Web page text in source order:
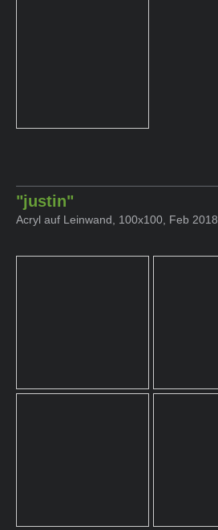
"justin"
Acryl auf Leinwand, 100x100, Feb 2018